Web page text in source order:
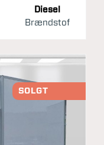
Diesel
Brændstof
SOLGT